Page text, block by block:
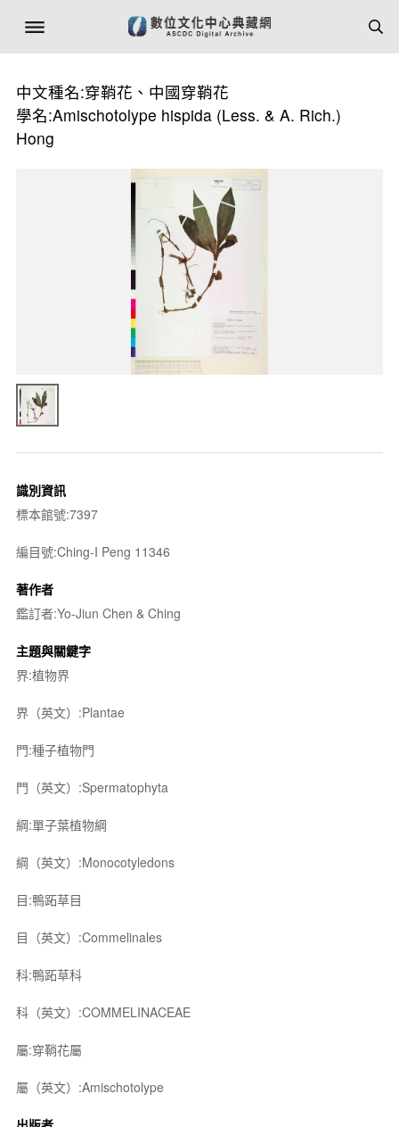
中文種名:穿鞘花、中國穿鞘花
學名:Amischotolype hispida (Less. & A. Rich.)
Hong
識別資訊
標本館號:7397
編目號:Ching-I Peng 11346
著作者
鑑訂者:Yo-Jiun Chen & Ching
主題與關鍵字
界:植物界
界（英文）:Plantae
門:種子植物門
門（英文）:Spermatophyta
綱:單子葉植物綱
綱（英文）:Monocotyledons
目:鴨跖草目
目（英文）:Commelinales
科:鴨跖草科
科（英文）:COMMELINACEAE
屬:穿鞘花屬
屬（英文）:Amischotolype